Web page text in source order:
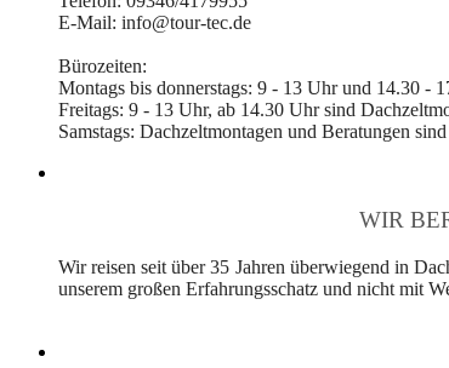
E-Mail: info@tour-tec.de
Bürozeiten:
Montags bis donnerstags: 9 - 13 Uhr und 14.30 -
Freitags: 9 - 13 Uhr, ab 14.30 Uhr sind
Samstags: Dachzeltmontagen und Beratungen
WIR
Wir reisen seit über 35 Jahren überwiegend in
unserem großen Erfahrungsschatz und nicht mit